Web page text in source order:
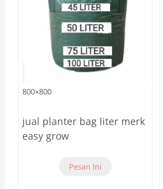
800×800
jual planter bag liter merk
easy grow
Pesan Ini